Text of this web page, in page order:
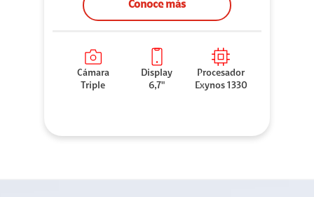
Conoce más
Cámara
Triple
Display
6,7"
Procesador
Exynos 1330